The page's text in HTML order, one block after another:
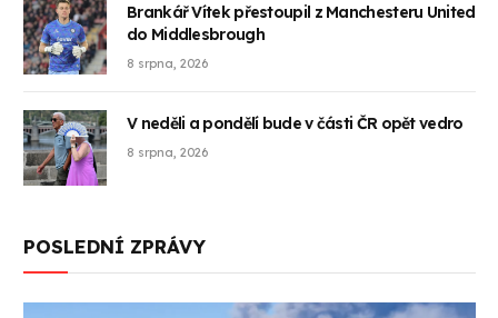
Brankář Vítek přestoupil z Manchesteru United
do Middlesbrough
8 srpna, 2026
V neděli a pondělí bude v části ČR opět vedro
8 srpna, 2026
POSLEDNÍ ZPRÁVY